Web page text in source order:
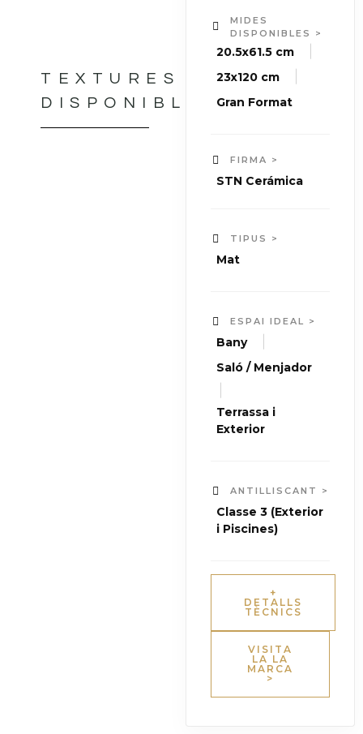
TEXTURES
DISPONIBLES
MIDES
DISPONIBLES >
20.5x61.5 cm
23x120 cm
Gran Format
FIRMA >
STN Cerámica
TIPUS >
Mat
ESPAI IDEAL >
Bany
Saló / Menjador
Terrassa i
Exterior
ANTILLISCANT >
Classe 3 (Exterior
i Piscines)
+
DETALLS
TÈCNICS
VISITA
LA LA
MARCA
>